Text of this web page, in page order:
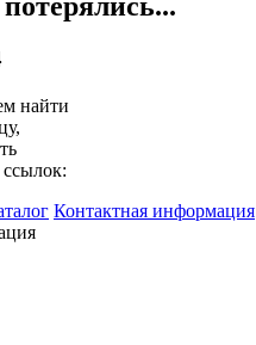
найти
ссылок:
Контактная информация